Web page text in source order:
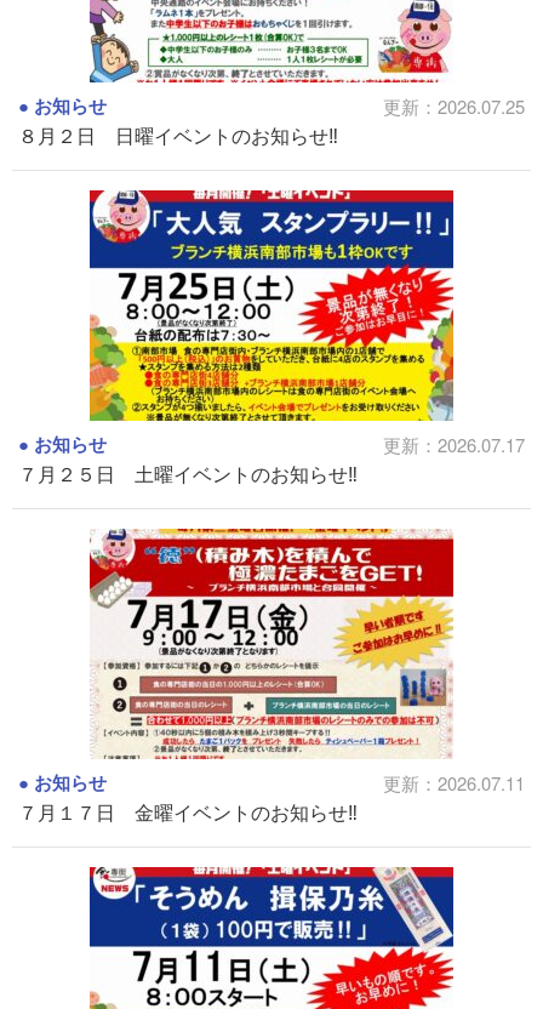
お知らせ 更新：2026.07.25
８月２日 日曜イベントのお知らせ‼
お知らせ 更新：2026.07.17
７月２５日 土曜イベントのお知らせ‼
お知らせ 更新：2026.07.11
７月１７日 金曜イベントのお知らせ‼